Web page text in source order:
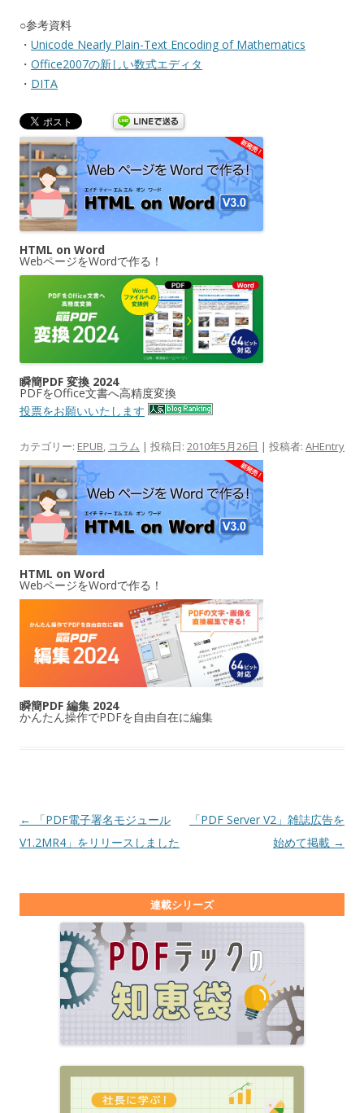
○参考資料
・ Unicode Nearly Plain-Text Encoding of Mathematics
・ Office2007の新しい数式エディタ
・ DITA
HTML on Word
WebページをWordで作る！
瞬簡PDF 変換 2024
PDFをOffice文書へ高精度変換
投票をお願いいたします
カテゴリー: EPUB, コラム | 投稿日: 2010年5月26日 | 投稿者: AHEntry
HTML on Word
WebページをWordで作る！
瞬簡PDF 編集 2024
かんたん操作でPDFを自由自在に編集
投稿ナビゲーション
←
「PDF電子署名モジュール
V1.2MR4」をリリースしました
「PDF Server V2」雑誌広告を
始めて掲載 →
連載シリーズ